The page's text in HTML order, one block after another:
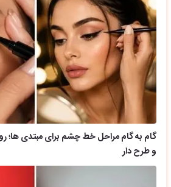
گام به گام مراحل خط چشم برای مبتدی
و طرح دار